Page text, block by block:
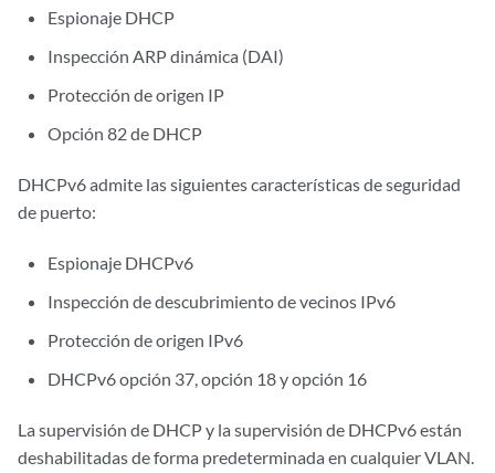
Espionaje DHCP
Inspección ARP dinámica (DAI)
Protección de origen IP
Opción 82 de DHCP
DHCPv6 admite las siguientes características de seguridad
de puerto:
Espionaje DHCPv6
Inspección de descubrimiento de vecinos IPv6
Protección de origen IPv6
DHCPv6 opción 37, opción 18 y opción 16
La supervisión de DHCP y la supervisión de DHCPv6 están
deshabilitadas de forma predeterminada en cualquier VLAN.